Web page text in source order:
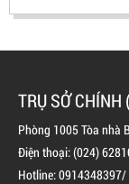
TRỤ SỞ CHÍNH
Phòng 1005 Tòa nhà
Điện thoại: (024)
Hotline: